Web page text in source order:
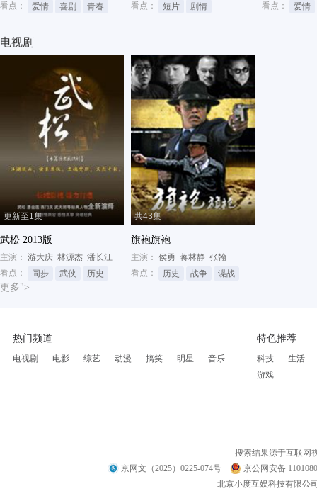
看点：
爱情 喜剧 青春
看点：
短片 剧情
看点：
爱情
电视剧
更新至1集
武松 2013版
主演： 游大庆 林源杰 潘长江
看点：
同步 武侠 历史
更多">
共43集
旗袍旗袍
主演： 侯勇 蒋林静 张翰
看点：
历史 战争 谍战
热门频道
电视剧 电影 综艺 动漫 搞笑 明星 音乐
特色推荐
科技
生活
游戏
搜索结果源于互联网
京网文（2025）0225-074号
京公网安备
北京小度互娱科技有限公